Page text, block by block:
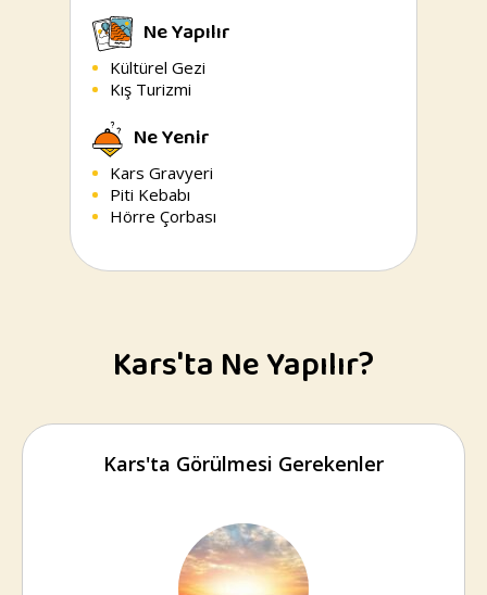
Ne Yapılır
Kültürel Gezi
Kış Turizmi
Ne Yenir
Kars Gravyeri
Piti Kebabı
Hörre Çorbası
Kars'ta Ne Yapılır?
Kars'ta Görülmesi Gerekenler